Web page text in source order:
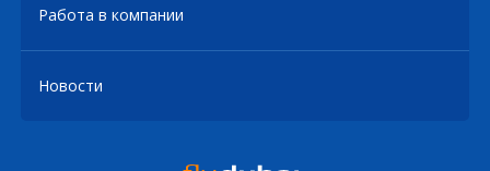
Работа в компании
Новости